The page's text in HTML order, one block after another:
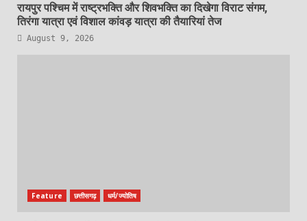
रायपुर पश्चिम में राष्ट्रभक्ति और शिवभक्ति का दिखेगा विराट संगम,
तिरंगा यात्रा एवं विशाल कांवड़ यात्रा की तैयारियां तेज
August 9, 2026
Feature छत्तीसगढ़ धर्म/ज्योतिष